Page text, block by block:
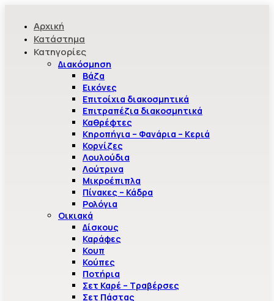
Αρχική
Κατάστημα
Κατηγορίες
Διακόσμηση
Βάζα
Εικόνες
Επιτοίχια διακοσμητικά
Επιτραπέζια διακοσμητικά
Καθρέφτες
Κηροπήγια – Φανάρια – Κεριά
Κορνίζες
Λουλούδια
Λούτρινα
Μικροέπιπλα
Πίνακες – Κάδρα
Ρολόγια
Οικιακά
Δίσκους
Καράφες
Κουπ
Κούπες
Ποτήρια
Σετ Καρέ – Τραβέρσες
Σετ Πάστας